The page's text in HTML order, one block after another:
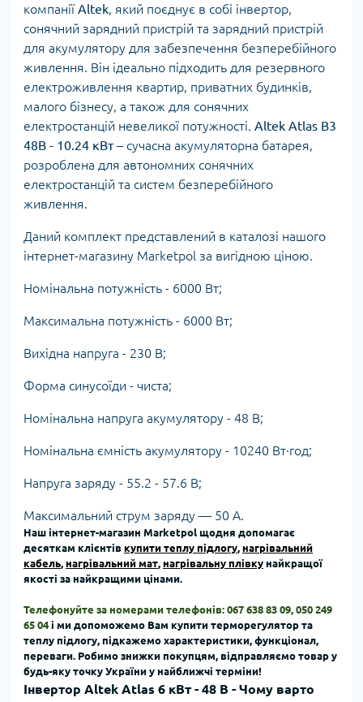
компанії Altek , який поєднує в собі інвертор,
сонячний зарядний пристрій та зарядний пристрій
для акумулятору для забезпечення безперебійного
живлення. Він ідеально підходить для резервного
електроживлення квартир, приватних будинків,
малого бізнесу, а також для сонячних
електростанцій невеликої потужності. Altek Atlas B3
48B - 10.24 кВт– сучасна акумуляторна батарея,
розроблена для автономних сонячних
електростанцій та систем безперебійного
живлення.
Даний комплект представлений в каталозі нашого
інтернет-магазину Marketpol за вигідною ціною.
Номінальна потужність - 6000 Вт;
Максимальна потужність - 6000 Вт;
Вихідна напруга - 230 В;
Форма синусоїди - чиста;
Номінальна напруга акумулятору - 48 В;
Номінальна ємність акумулятору - 10240 Вт·год;
Напруга заряду - 55.2 - 57.6 В;
Максимальний струм заряду — 50 А.
Наш інтернет-магазин Marketpol щодня допомагає
десяткам клієнтів купити теплу підлогу нагрівальний
кабель нагрівальний мат нагрівальну плівку найкращої
якості за найкращими цінами.
Телефонуйте за номерами телефонів: 067 638 83 09, 050 249
65 04 і ми допоможемо Вам купити терморегулятор та
теплу підлогу, підкажемо характеристики, функціонал,
переваги. Робимо знижки покупцям, відправляємо товар у
будь-яку точку України у найближчі терміни!
Інвертор Altek Atlas 6 кВт - 48 В - Чому варто